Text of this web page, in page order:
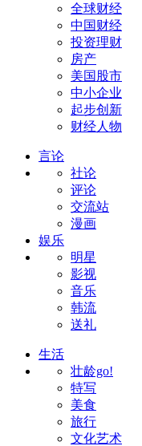
全球财经
中国财经
投资理财
房产
美国股市
中小企业
起步创新
财经人物
言论
社论
评论
交流站
漫画
娱乐
明星
影视
音乐
韩流
送礼
生活
壮龄go!
特写
美食
旅行
文化艺术